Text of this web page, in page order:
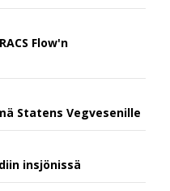
Flow'n
Statens Vegvesenille
insjönissä